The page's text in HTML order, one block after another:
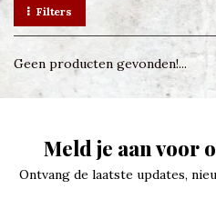
Filters
Geen producten gevonden!...
Meld je aan voor
Ontvang de laatste updates,